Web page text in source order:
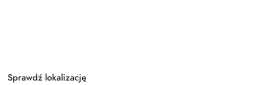
Sprawdź lokalizację